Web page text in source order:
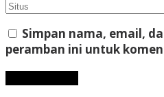
Simpan nama, email,
peramban ini untuk